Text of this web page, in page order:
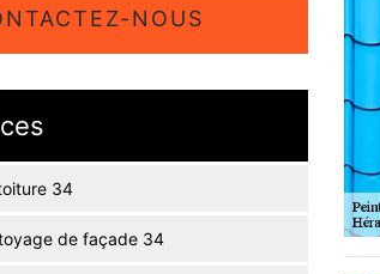
NOUS
34
de façade 34